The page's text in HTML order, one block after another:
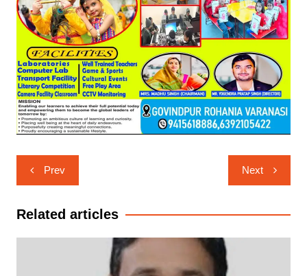
Post
navigation
Prev Next
Related articles